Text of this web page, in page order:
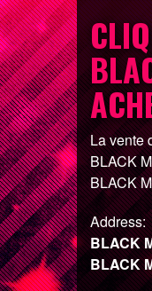
La vente
BLACK
BLACK
Address:
BLACK
BLACK